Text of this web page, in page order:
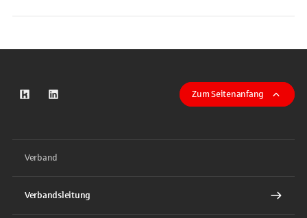
zum Kununu-Profil
zum LinkeIn-Profil
Zum Seitenanfang
Verband
Verbandsleitung